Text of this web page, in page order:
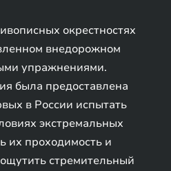
окрестностях
внедорожном
упражнениями.
была предоставлена
в России испытать
экстремальных
их проходимость и
стремительный